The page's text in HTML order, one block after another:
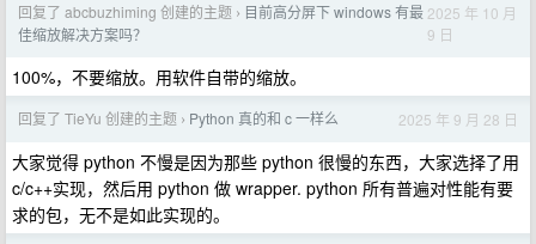
回复了 abcbuzhiming 创建的主题 › 目前高分屏下 windows 有最
佳缩放解决方案吗？
2025 年 10 月
9 日
100%，不要缩放。用软件自带的缩放。
回复了 TieYu 创建的主题 › Python 真的和 c 一样么 2025 年 9 月 28 日
大家觉得 python 不慢是因为那些 python 很慢的东西，大家选择了用
c/c++实现，然后用 python 做 wrapper. python 所有普遍对性能有要
求的包，无不是如此实现的。